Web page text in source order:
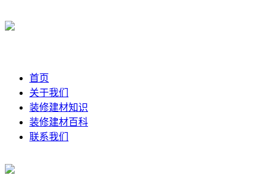
首页
关于我们
装修建材知识
装修建材百科
联系我们